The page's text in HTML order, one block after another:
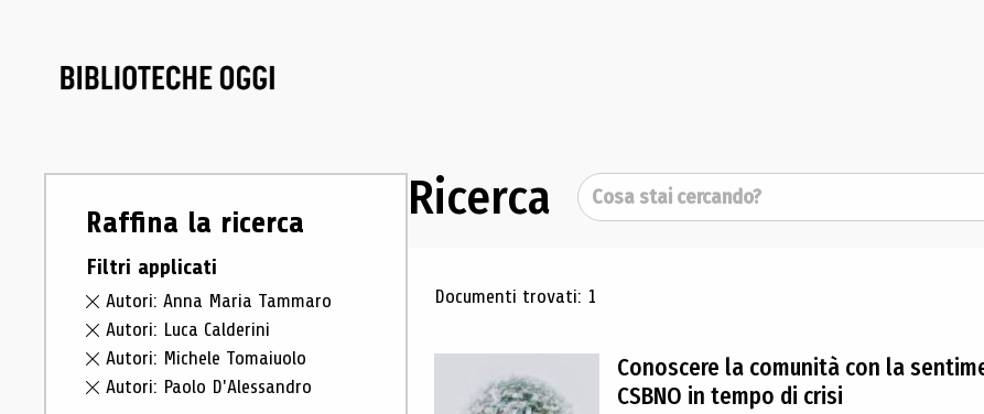
Raffina la ricerca
Filtri applicati
Autori: Anna Maria Tammaro
Autori: Luca Calderini
Autori: Michele Tomaiuolo
Autori: Paolo D'Alessandro
Ricerca Cerca
Risultati di ricerca
Documenti trovati: 1
Conoscere la comunità con la
CSBNO in tempo di crisi